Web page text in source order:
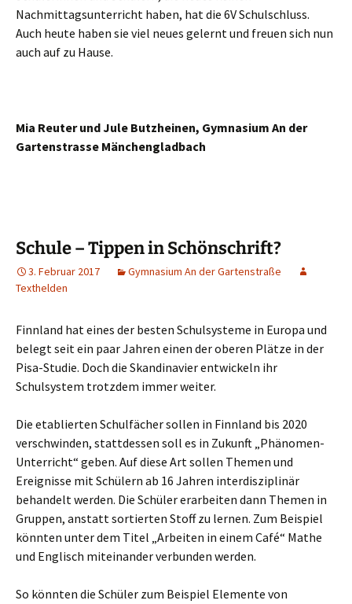
Nachmittagsunterricht haben, hat die 6V Schulschluss.
Auch heute haben sie viel neues gelernt und freuen sich nun
auch auf zu Hause.
Mia Reuter und Jule Butzheinen, Gymnasium An der
Gartenstrasse Mänchengladbach
Schule – Tippen in Schönschrift?
3. Februar 2017
Gymnasium An der Gartenstraße
Texthelden
Finnland hat eines der besten Schulsysteme in Europa und
belegt seit ein paar Jahren einen der oberen Plätze in der
Pisa-Studie. Doch die Skandinavier entwickeln ihr
Schulsystem trotzdem immer weiter.
Die etablierten Schulfächer sollen in Finnland bis 2020
verschwinden, stattdessen soll es in Zukunft „Phänomen-
Unterricht“ geben. Auf diese Art sollen Themen und
Ereignisse mit Schülern ab 16 Jahren interdisziplinär
behandelt werden. Die Schüler erarbeiten dann Themen in
Gruppen, anstatt sortierten Stoff zu lernen. Zum Beispiel
könnten unter dem Titel „Arbeiten in einem Café“ Mathe
und Englisch miteinander verbunden werden.
So könnten die Schüler zum Beispiel Elemente von